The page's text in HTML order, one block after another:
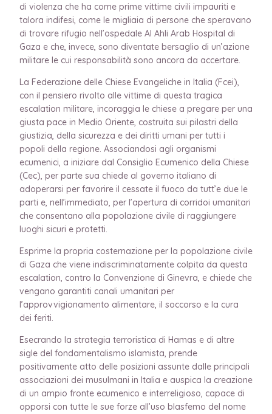
di violenza che ha come prime vittime civili impauriti e
talora indifesi, come le migliaia di persone che speravano
di trovare rifugio nell’ospedale Al Ahli Arab Hospital di
Gaza e che, invece, sono diventate bersaglio di un’azione
militare le cui responsabilità sono ancora da accertare.
La Federazione delle Chiese Evangeliche in Italia (Fcei),
con il pensiero rivolto alle vittime di questa tragica
escalation militare, incoraggia le chiese a pregare per una
giusta pace in Medio Oriente, costruita sui pilastri della
giustizia, della sicurezza e dei diritti umani per tutti i
popoli della regione. Associandosi agli organismi
ecumenici, a iniziare dal Consiglio Ecumenico della Chiese
(Cec), per parte sua chiede al governo italiano di
adoperarsi per favorire il cessate il fuoco da tutt’e due le
parti e, nell’immediato, per l’apertura di corridoi umanitari
che consentano alla popolazione civile di raggiungere
luoghi sicuri e protetti.
Esprime la propria costernazione per la popolazione civile
di Gaza che viene indiscriminatamente colpita da questa
escalation, contro la Convenzione di Ginevra, e chiede che
vengano garantiti canali umanitari per
l’approvvigionamento alimentare, il soccorso e la cura
dei feriti.
Esecrando la strategia terroristica di Hamas e di altre
sigle del fondamentalismo islamista, prende
positivamente atto delle posizioni assunte dalle principali
associazioni dei musulmani in Italia e auspica la creazione
di un ampio fronte ecumenico e interreligioso, capace di
opporsi con tutte le sue forze all’uso blasfemo del nome